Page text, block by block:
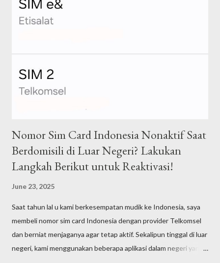
Nomor Sim Card Indonesia Nonaktif Saat
Berdomisili di Luar Negeri? Lakukan
Langkah Berikut untuk Reaktivasi!
June 23, 2025
Saat tahun lal u kami berkesempatan mudik ke Indonesia, saya
membeli nomor sim card Indonesia dengan provider Telkomsel
dan berniat menjaganya agar tetap aktif. Sekalipun tinggal di luar
negeri, kami menggunakan beberapa aplikasi dalam negeri yang